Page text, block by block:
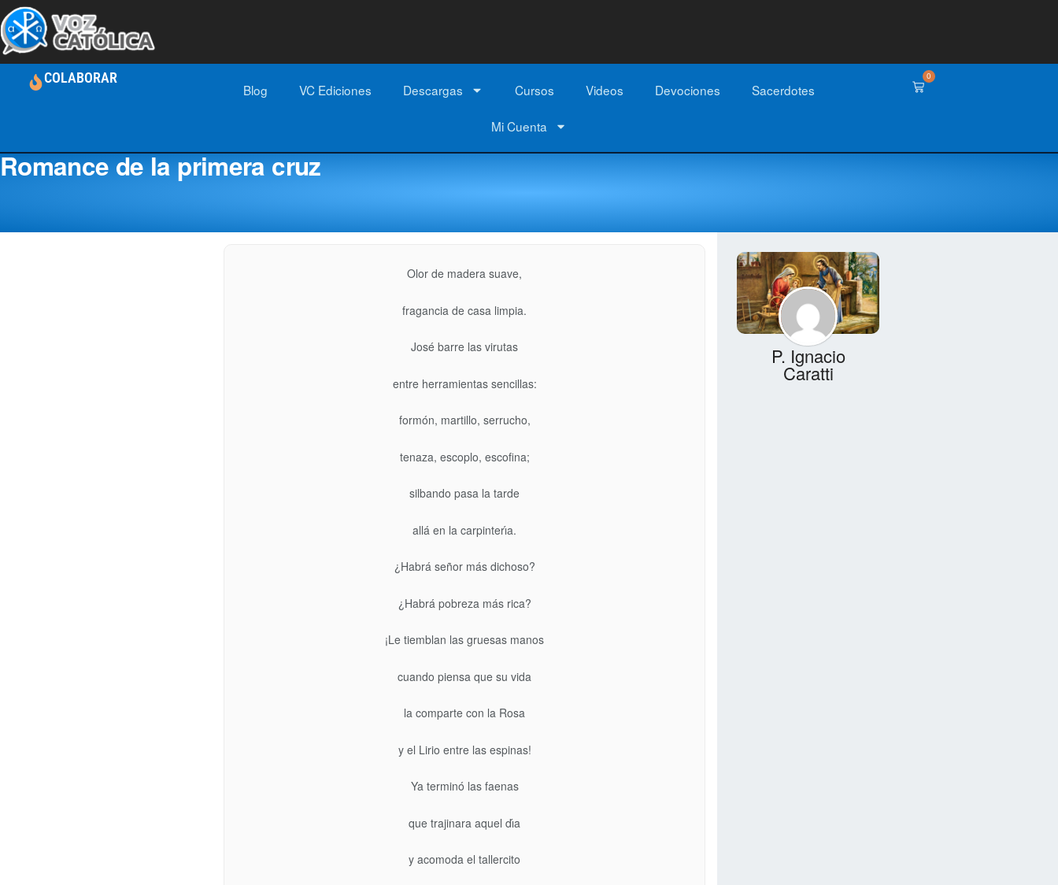
COLABORAR
Blog VC Ediciones Descargas Cursos Videos Devociones Sacerdotes
Mi Cuenta
0
Romance de la primera cruz
P. Ignacio
Caratti
Olor de madera suave,
fragancia de casa limpia.
José barre las virutas
entre herramientas sencillas:
formón, martillo, serrucho,
tenaza, escoplo, escofina;
silbando pasa la tarde
allá en la carpinterı́a.
¿Habrá señor más dichoso?
¿Habrá pobreza más rica?
¡Le tiemblan las gruesas manos
cuando piensa que su vida
la comparte con la Rosa
y el Lirio entre las espinas!
Ya terminó las faenas
que trajinara aquel dı́a
y acomoda el tallercito